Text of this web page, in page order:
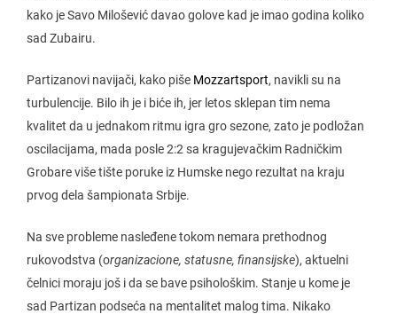
kako je Savo Milošević davao golove kad je imao godina koliko
sad Zubairu.
Partizanovi navijači, kako piše Mozzartsport, navikli su na
turbulencije. Bilo ih je i biće ih, jer letos sklepan tim nema
kvalitet da u jednakom ritmu igra gro sezone, zato je podložan
oscilacijama, mada posle 2:2 sa kragujevačkim Radničkim
Grobare više tište poruke iz Humske nego rezultat na kraju
prvog dela šampionata Srbije.
Na sve probleme nasleđene tokom nemara prethodnog
rukovodstva (organizacione, statusne, finansijske), aktuelni
čelnici moraju još i da se bave psihološkim. Stanje u kome je
sad Partizan podseća na mentalitet malog tima. Nikako